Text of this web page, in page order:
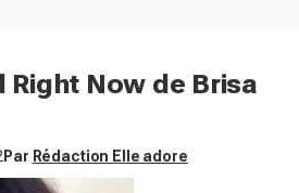
Right Now de Brisa
Par Rédaction Elle adore